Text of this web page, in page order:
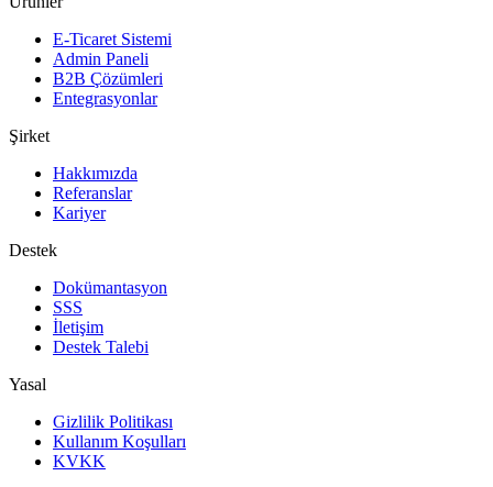
E-Ticaret Sistemi
Admin Paneli
B2B Çözümleri
Entegrasyonlar
Şirket
Hakkımızda
Referanslar
Kariyer
Destek
Dokümantasyon
SSS
İletişim
Destek Talebi
Yasal
Gizlilik Politikası
Kullanım Koşulları
KVKK